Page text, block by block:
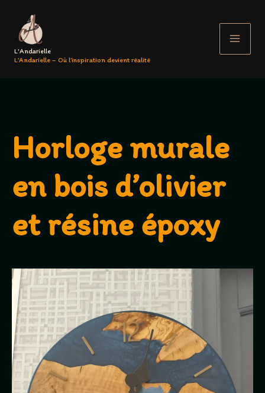
contenu
L'Andarielle
L’Andarielle – Où l’inspiration devient réalité
Horloge murale
en bois d’olivier
et résine époxy